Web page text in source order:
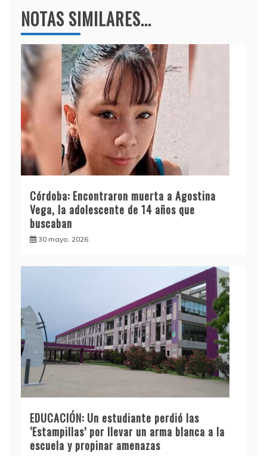
NOTAS SIMILARES...
Córdoba: Encontraron muerta a Agostina
Vega, la adolescente de 14 años que
buscaban
30 mayo, 2026
EDUCACIÓN: Un estudiante perdió las
‘Estampillas’ por llevar un arma blanca a la
escuela y propinar amenazas